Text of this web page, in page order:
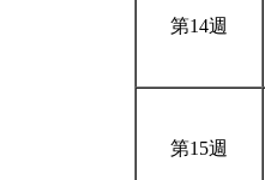
第14週
第15週